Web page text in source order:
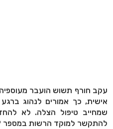
עקב חורף תשוש הועבר מעוספיה
אישית, כך אמורים לנהוג
שמחייב טיפול הצלה. לא
להתקשר למוקד הרשות במספר 3639*.